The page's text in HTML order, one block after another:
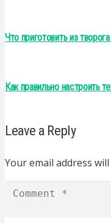
Что приготовить из
Как правильно настроить
Leave a Reply
Your email address